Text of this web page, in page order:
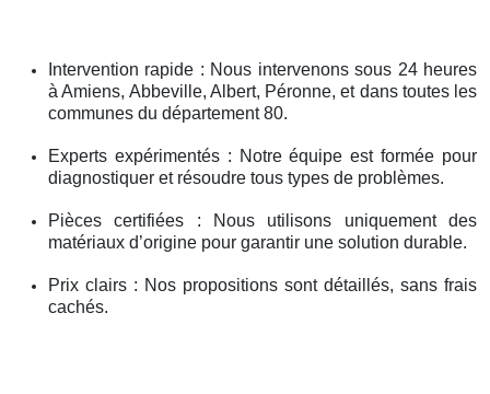
Intervention rapide : Nous intervenons sous 24 heures
à Amiens, Abbeville, Albert, Péronne, et dans toutes les
communes du département 80.
Experts expérimentés : Notre équipe est formée pour
diagnostiquer et résoudre tous types de problèmes.
Pièces certifiées : Nous utilisons uniquement des
matériaux d’origine pour garantir une solution durable.
Prix clairs : Nos propositions sont détaillés, sans frais
cachés.